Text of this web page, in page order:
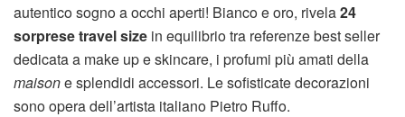
autentico sogno a occhi aperti! Bianco e oro, rivela24
sorpresetravel size in equilibrio tra referenze best seller
dedicata a make up e skincare, i profumi più amati della
maisone splendidi accessori. Le sofisticate decorazioni
sono opera dell’artista italiano Pietro Ruffo.